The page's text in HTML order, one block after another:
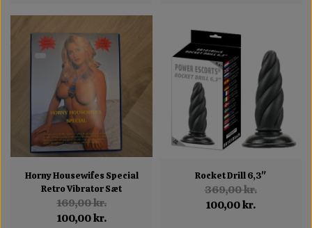
Horny Housewifes Special
Retro Vibrator Sæt
169,00 kr.
100,00 kr.
Rocket Drill 6,3"
369,00 kr.
100,00 kr.